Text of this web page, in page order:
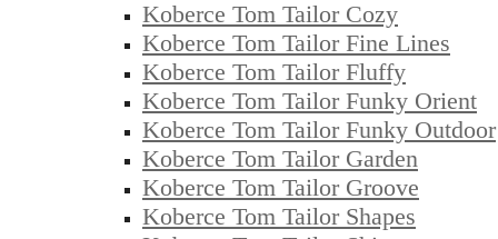
Koberce Tom Tailor Cozy
Koberce Tom Tailor Fine Lines
Koberce Tom Tailor Fluffy
Koberce Tom Tailor Funky Orient
Koberce Tom Tailor Funky Outdoor
Koberce Tom Tailor Garden
Koberce Tom Tailor Groove
Koberce Tom Tailor Shapes